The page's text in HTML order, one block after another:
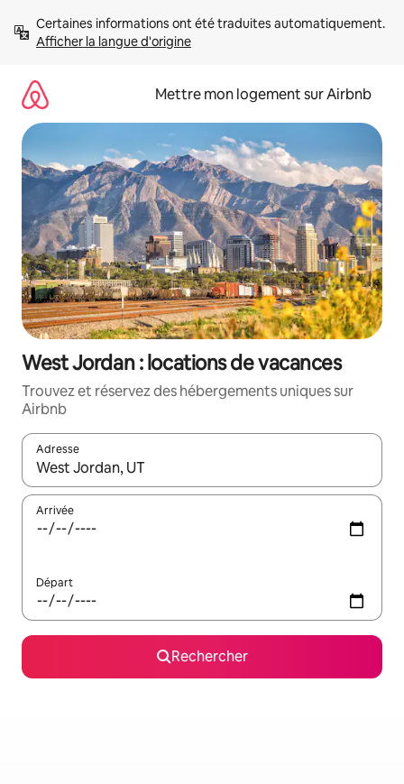
directement
Afficher la langue d'origine
Mettre mon logement sur Airbnb
West Jordan : locations de vacances
Trouvez et réservez des hébergements uniques sur
Airbnb
Adresse
Lorsque les résultats s'affichent, utilisez les flèches vers le
Arrivée
Départ
Rechercher